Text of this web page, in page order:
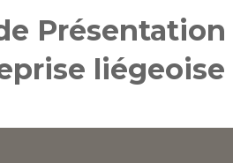
Présentation
liégeoise